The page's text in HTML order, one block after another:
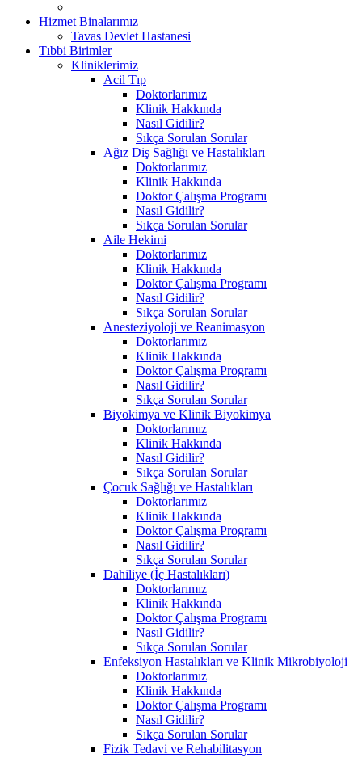
Hizmet Binalarımız
Tavas Devlet Hastanesi
Tıbbi Birimler
Kliniklerimiz
Acil Tıp
Doktorlarımız
Klinik Hakkında
Nasıl Gidilir?
Sıkça Sorulan Sorular
Ağız Diş Sağlığı ve Hastalıkları
Doktorlarımız
Klinik Hakkında
Doktor Çalışma Programı
Nasıl Gidilir?
Sıkça Sorulan Sorular
Aile Hekimi
Doktorlarımız
Klinik Hakkında
Doktor Çalışma Programı
Nasıl Gidilir?
Sıkça Sorulan Sorular
Anesteziyoloji ve Reanimasyon
Doktorlarımız
Klinik Hakkında
Doktor Çalışma Programı
Nasıl Gidilir?
Sıkça Sorulan Sorular
Biyokimya ve Klinik Biyokimya
Doktorlarımız
Klinik Hakkında
Nasıl Gidilir?
Sıkça Sorulan Sorular
Çocuk Sağlığı ve Hastalıkları
Doktorlarımız
Klinik Hakkında
Doktor Çalışma Programı
Nasıl Gidilir?
Sıkça Sorulan Sorular
Dahiliye (İç Hastalıkları)
Doktorlarımız
Klinik Hakkında
Doktor Çalışma Programı
Nasıl Gidilir?
Sıkça Sorulan Sorular
Enfeksiyon Hastalıkları ve Klinik Mikrobiyoloji
Doktorlarımız
Klinik Hakkında
Doktor Çalışma Programı
Nasıl Gidilir?
Sıkça Sorulan Sorular
Fizik Tedavi ve Rehabilitasyon